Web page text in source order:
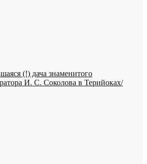
(!) дача знаменитого
И. С. Соколова в Терийоках/